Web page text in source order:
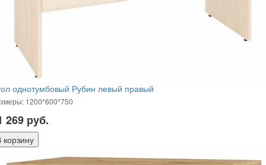
однотумбовый Рубин левый правый
1200*600*750
269 руб.